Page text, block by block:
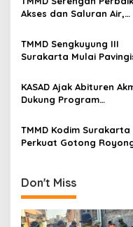
v
g
a
t
i
o
n
Akses dan Saluran Air,
TMMD Sengkuyung III
Surakarta Mulai
KASAD Ajak Abituren
Dukung Program
TMMD Kodim Surakarta
Perkuat Gotong
Don't Miss